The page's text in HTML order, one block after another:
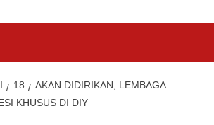
18
AKAN DIDIRIKAN, LEMBAGA
KHUSUS DI DIY